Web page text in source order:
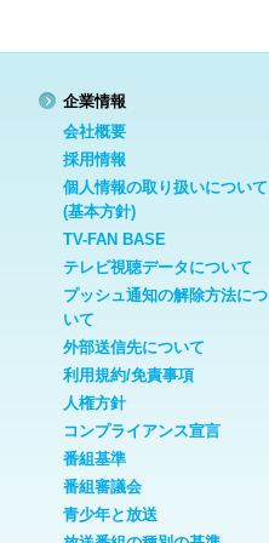
企業情報
会社概要
採用情報
個人情報の取り扱いについて
(基本方針)
TV-FAN BASE
テレビ視聴データについて
プッシュ通知の解除方法につ
いて
外部送信先について
利用規約/免責事項
人権方針
コンプライアンス宣言
番組基準
番組審議会
青少年と放送